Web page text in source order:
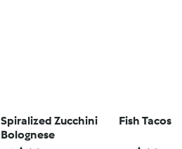
Spiralized Zucchini
Bolognese
Fish Tacos